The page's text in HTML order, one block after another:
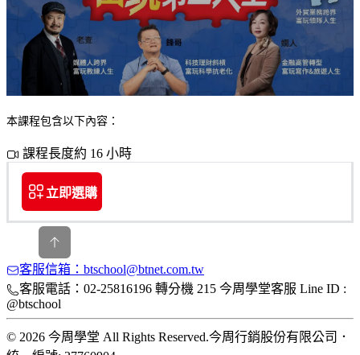
本課程包含以下內容：
課程長度約 16 小時
立即選購
客服信箱：btschool@btnet.com.tw
客服電話：02-25816196 轉分機 215 今周學堂客服 Line ID :
@btschool
© 2026 今周學堂 All Rights Reserved.今周行銷股份有限公司 ．